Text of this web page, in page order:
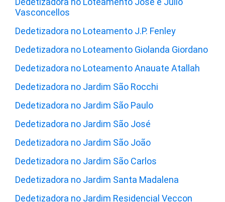
Vasconcellos
Dedetizadora no Loteamento J.P. Fenley
Dedetizadora no Loteamento Giolanda Giordano
Dedetizadora no Loteamento Anauate Atallah
Dedetizadora no Jardim São Rocchi
Dedetizadora no Jardim São Paulo
Dedetizadora no Jardim São José
Dedetizadora no Jardim São João
Dedetizadora no Jardim São Carlos
Dedetizadora no Jardim Santa Madalena
Dedetizadora no Jardim Residencial Veccon